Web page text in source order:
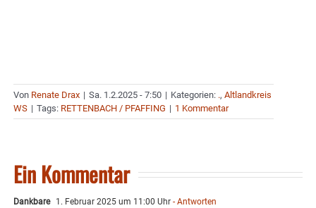
Von Renate Drax | Sa. 1.2.2025 - 7:50 | Kategorien: ., Altlandkreis
WS | Tags: RETTENBACH / PFAFFING | 1 Kommentar
Ein Kommentar
Dankbare 1. Februar 2025 um 11:00 Uhr - Antworten